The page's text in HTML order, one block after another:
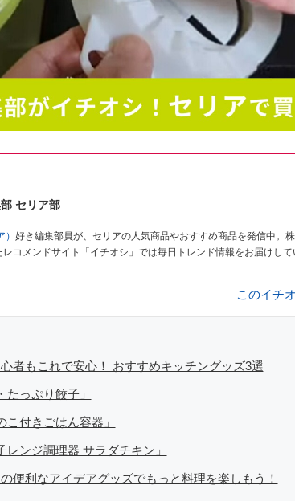
セリア部
好き編集部員が、セリアの人気商品やおすすめ商品を発信中。
コメンドサイト「イチオシ」では毎日トレンド情報をお届けして
このイチ
心者もこれで安心！ おすすめキッチングッズ3選
っぷり餃子」
付きごはん容器」
レンジ調理器 サラダチキン」
の便利なアイデアグッズでもっと料理を楽しもう！